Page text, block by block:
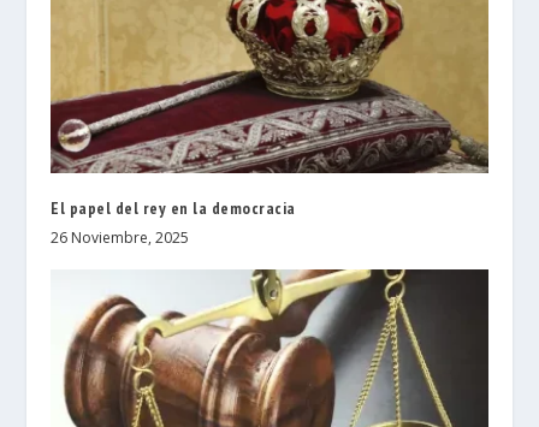
El papel del rey en la democracia
26 Noviembre, 2025